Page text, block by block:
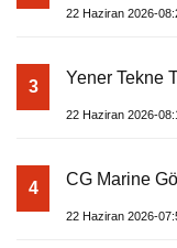
22 Haziran 2026-
3 Yener Tekne
22 Haziran 2026-
4 CG Marine
22 Haziran 2026-